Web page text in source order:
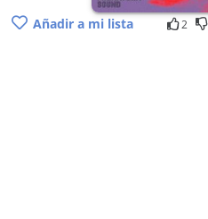
Añadir a mi lista 2